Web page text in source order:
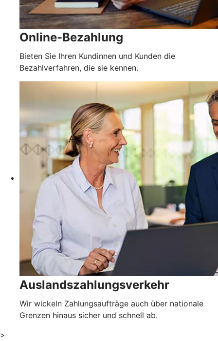
Online-Bezahlung
Bieten Sie Ihren Kundinnen und Kunden die
Bezahlverfahren, die sie kennen.
Auslandszahlungsverkehr
Wir wickeln Zahlungsaufträge auch über nationale
Grenzen hinaus sicher und schnell ab.
>